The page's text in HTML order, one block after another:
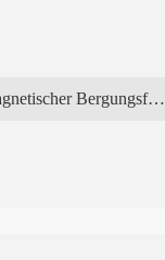
Magnetischer Bergungsfischermagnet